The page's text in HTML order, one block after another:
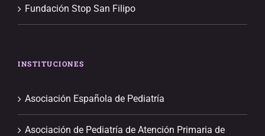
Fundación Stop San Filipo
INSTITUCIONES
Asociación Española de Pediatría
Asociación de Pediatría de Atención Primaria de